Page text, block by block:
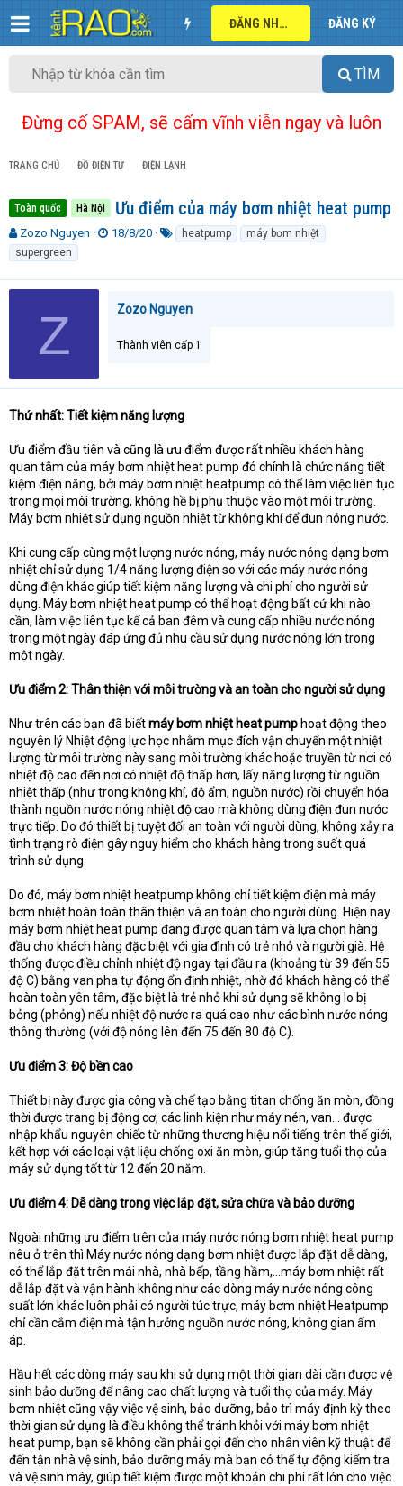
ĐĂNG NHẬP ĐĂNG KÝ
TÌM
Đừng cố SPAM, sẽ cấm vĩnh viễn ngay và luôn
TRANG CHỦ ĐỒ ĐIỆN TỬ ĐIỆN LẠNH
Toàn quốc Hà Nội Ưu điểm của máy bơm nhiệt heat pump
T
h
r
e
r
e
Zozo Nguyen
N
y
18/8/20
h
a
heatpump
máy bơm nhiệt
supergreen
Z Zozo Nguyen
Thành viên cấp 1
Thứ nhất: Tiết kiệm năng lượng
Ưu điểm đầu tiên và cũng là ưu điểm được rất nhiều khách hàng
quan tâm của máy bơm nhiệt heat pump đó chính là chức năng tiết
kiệm điện năng, bởi máy bơm nhiệt heatpump có thể làm việc liên tục
trong mọi môi trường, không hề bị phụ thuộc vào một môi trường.
Máy bơm nhiệt sử dụng nguồn nhiệt từ không khí để đun nóng nước.
Khi cung cấp cùng một lượng nước nóng, máy nước nóng dạng bơm
nhiệt chỉ sử dụng 1/4 năng lượng điện so với các máy nước nóng
dùng điện khác giúp tiết kiệm năng lượng và chi phí cho người sử
dụng. Máy bơm nhiệt heat pump có thể hoạt động bất cứ khi nào
cần, làm việc liên tục kể cả ban đêm và cung cấp nhiều nước nóng
trong một ngày đáp ứng đủ nhu cầu sử dụng nước nóng lớn trong
một ngày.
Ưu điểm 2: Thân thiện với môi trường và an toàn cho người sử dụng
Như trên các bạn đã biếtmáy bơm nhiệt heat pump hoạt động theo
nguyên lý Nhiệt động lực học nhằm mục đích vận chuyển một nhiệt
lượng từ môi trường này sang môi trường khác hoặc truyền từ nơi có
nhiệt độ cao đến nơi có nhiệt độ thấp hơn, lấy năng lượng từ nguồn
nhiệt thấp (như trong không khí, độ ẩm, nguồn nước) rồi chuyển hóa
thành nguồn nước nóng nhiệt độ cao mà không dùng điện đun nước
trực tiếp. Do đó thiết bị tuyệt đối an toàn với người dùng, không xảy ra
tình trạng rò điện gây nguy hiểm cho khách hàng trong suốt quá
trình sử dụng.
Do đó, máy bơm nhiệt heatpump không chỉ tiết kiệm điện mà máy
bơm nhiệt hoàn toàn thân thiện và an toàn cho người dùng. Hiện nay
máy bơm nhiệt heat pump đang được quan tâm và lựa chọn hàng
đầu cho khách hàng đặc biệt với gia đình có trẻ nhỏ và người già. Hệ
thống được điều chỉnh nhiệt độ ngay tại đầu ra (khoảng từ 39 đến 55
độ C) bằng van pha tự động ổn định nhiệt, nhờ đó khách hàng có thể
hoàn toàn yên tâm, đặc biệt là trẻ nhỏ khi sử dụng sẽ không lo bị
bỏng (phỏng) nếu nhiệt độ nước ra quá cao như các bình nước nóng
thông thường (với độ nóng lên đến 75 đến 80 độ C).
Ưu điểm 3: Độ bền cao
Thiết bị này được gia công và chế tạo bằng titan chống ăn mòn, đồng
thời được trang bị động cơ, các linh kiện như máy nén, van… được
nhập khẩu nguyên chiếc từ những thương hiệu nổi tiếng trên thế giới,
kết hợp với các loại vật liệu chống oxi ăn mòn, giúp tăng tuổi thọ của
máy sử dụng tốt từ 12 đến 20 năm.
Ưu điểm 4: Dễ dàng trong việc lắp đặt, sửa chữa và bảo dưỡng
Ngoài những ưu điểm trên của máy nước nóng bơm nhiệt heat pump
nêu ở trên thì Máy nước nóng dạng bơm nhiệt được lắp đặt dễ dàng,
có thể lắp đặt trên mái nhà, nhà bếp, tầng hầm,…máy bơm nhiệt rất
dễ lắp đặt và vận hành không như các dòng máy nước nóng công
suất lớn khác luôn phải có người túc trực, máy bơm nhiệt Heatpump
chỉ cần cắm điện mà tận hưởng nguồn nước nóng, không gian ấm
áp.
Hầu hết các dòng máy sau khi sử dụng một thời gian dài cần được vệ
sinh bảo dưỡng để nâng cao chất lượng và tuổi thọ của máy. Máy
bơm nhiệt cũng vậy việc vệ sinh, bảo dưỡng, bảo trì máy định kỳ theo
thời gian sử dụng là điều không thể tránh khỏi với máy bơm nhiệt
heat pump, bạn sẽ không cần phải gọi đến cho nhân viên kỹ thuật để
đến tận nhà vệ sinh, bảo dưỡng máy mà bạn có thể tự động kiểm tra
và vệ sinh máy, giúp tiết kiệm được một khoản chi phí rất lớn cho việc